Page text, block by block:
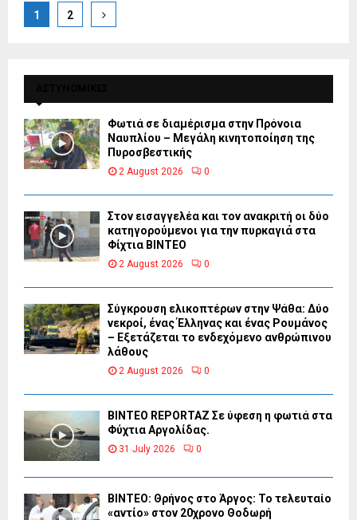
Posts
1 2
Φωτιά σε διαμέρισμα στην Πρόνοια
Ναυπλίου – Μεγάλη κινητοποίηση της
Πυροσβεστικής
2 August 2026 0
Στον εισαγγελέα και τον ανακριτή οι δύο
κατηγορούμενοι για την πυρκαγιά στα
Φίχτια ΒΙΝΤΕΟ
2 August 2026 0
Σύγκρουση ελικοπτέρων στην Ψάθα: Δύο
νεκροί, ένας Έλληνας και ένας Ρουμάνος
– Εξετάζεται το ενδεχόμενο ανθρώπινου
λάθους
2 August 2026 0
BINTEO REPORTAZ Σε ύφεση η φωτιά στα
Φύχτια Αργολίδας.
31 July 2026 0
ΒΙΝΤΕΟ: Θρήνος στο Άργος: Το τελευταίο
«αντίο» στον 20χρονο Θοδωρή